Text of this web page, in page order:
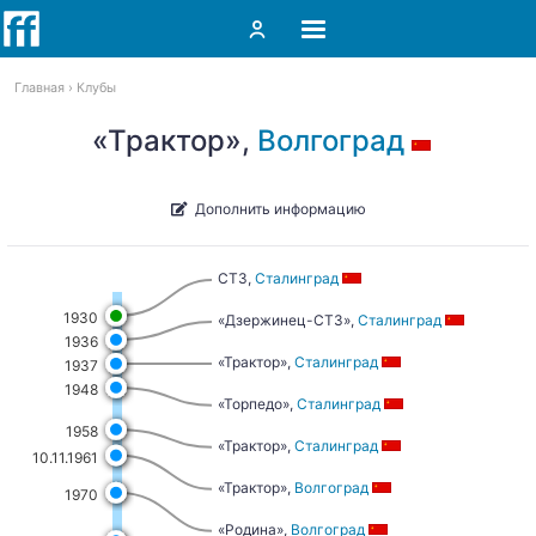
Главная Клубы
«Трактор», Волгоград
Дополнить информацию
1930
1936
1937
1948
1958
10.11.1961
1970
СТЗ, Сталинград
«Дзержинец-СТЗ», Сталинград
«Трактор», Сталинград
«Торпедо», Сталинград
«Трактор», Сталинград
«Трактор», Волгоград
«Родина», Волгоград